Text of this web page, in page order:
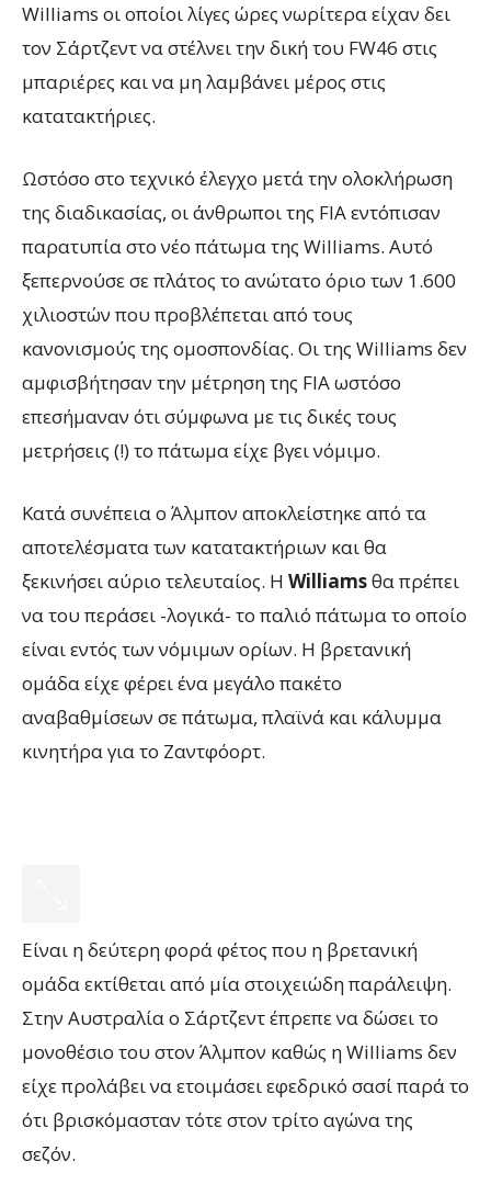
Williams οι οποίοι λίγες ώρες νωρίτερα είχαν δει
τον Σάρτζεντ να στέλνει την δική του FW46 στις
μπαριέρες και να μη λαμβάνει μέρος στις
κατατακτήριες.
Ωστόσο στο τεχνικό έλεγχο μετά την ολοκλήρωση
της διαδικασίας, οι άνθρωποι της FIA εντόπισαν
παρατυπία στο νέο πάτωμα της Williams. Αυτό
ξεπερνούσε σε πλάτος το ανώτατο όριο των 1.600
χιλιοστών που προβλέπεται από τους
κανονισμούς της ομοσπονδίας. Οι της Williams δεν
αμφισβήτησαν την μέτρηση της FIA ωστόσο
επεσήμαναν ότι σύμφωνα με τις δικές τους
μετρήσεις (!) το πάτωμα είχε βγει νόμιμο.
Κατά συνέπεια ο Άλμπον αποκλείστηκε από τα
αποτελέσματα των κατατακτήριων και θα
ξεκινήσει αύριο τελευταίος. Η Williamsθα πρέπει
να του περάσει -λογικά- το παλιό πάτωμα το οποίο
είναι εντός των νόμιμων ορίων. Η βρετανική
ομάδα είχε φέρει ένα μεγάλο πακέτο
αναβαθμίσεων σε πάτωμα, πλαϊνά και κάλυμμα
κινητήρα για το Ζαντφόορτ.
Είναι η δεύτερη φορά φέτος που η βρετανική
ομάδα εκτίθεται από μία στοιχειώδη παράλειψη.
Στην Αυστραλία ο Σάρτζεντ έπρεπε να δώσει το
μονοθέσιο του στον Άλμπον καθώς η Williams δεν
είχε προλάβει να ετοιμάσει εφεδρικό σασί παρά το
ότι βρισκόμασταν τότε στον τρίτο αγώνα της
σεζόν.